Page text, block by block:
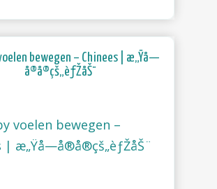
bewegen – Chinees | æ„Ÿå—
å®å®çš„èƒŽåŠ¨